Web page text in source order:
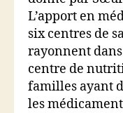
L’apport en
six centres de
rayonnent
centre de
familles ayant
les